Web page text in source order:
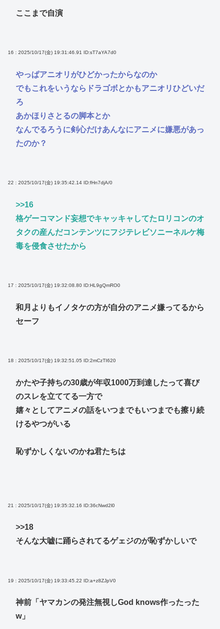
ここまで自演
16 : 2025/10/17(金) 19:31:46.91 ID:sT7aYA7d0
やっぱアニオリがひどかったからなのか
でもこれをいうならドラゴボとかもアニオリひどいだ
ろ
あかほりさとるの脚本とか
なんでるろうに剣心だけあんなにアニメに嫌悪があっ
たのか？
22 : 2025/10/17(金) 19:35:42.14 ID:fHn7djA/0
>>16
格ゲーコマンド妄想でキャッキャしてたロリコンのオ
タクの産んだコンテンツにフジテレビソニーネルケ梅
毒を侵食させたから
17 : 2025/10/17(金) 19:32:08.80 ID:HL9gQmRO0
和月よりもイノタケの方が自分のアニメ嫌ってるから
セーフ
18 : 2025/10/17(金) 19:32:51.05 ID:2mCzTI620
かたや子持ちの30歳が年収1000万到達したって喜び
のスレを立ててる一方で
嬉々としてアニメの話をいつまでもいつまでも擦り続
けるやつがいる
恥ずかしくないのかね君たちは
21 : 2025/10/17(金) 19:35:32.16 ID:36cNwd2l0
>>18
そんな大嘘に踊らされてるゲェジのが恥ずかしいで
19 : 2025/10/17(金) 19:33:45.22 ID:a+z8ZJpV0
神前「ヤマカンの発注無視しGod knows作ったった
w」